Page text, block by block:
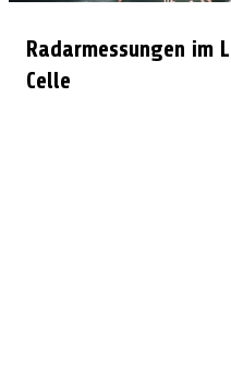
Radarmessungen im
Celle